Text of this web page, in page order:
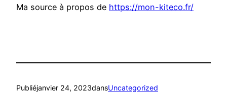
Ma source à propos de https://mon-kiteco.fr/
Publiéjanvier 24, 2023dansUncategorized